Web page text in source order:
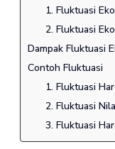
1. Fluktuasi
2. Fluktuasi
Dampak Fluktuasi
Contoh Fluktuasi
1. Fluktuasi
2. Fluktuasi
3. Fluktuasi